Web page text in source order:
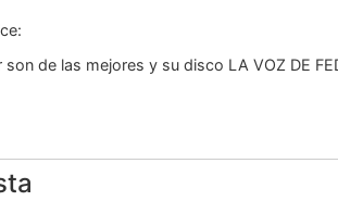
son de las mejores y su disco LA VOZ DE